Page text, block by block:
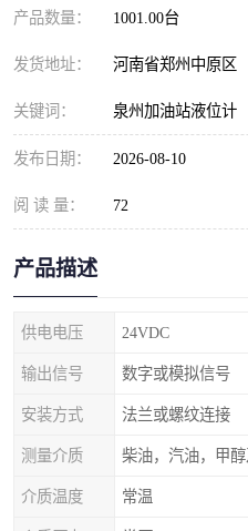
产品数量： 1001.00台
发货地址： 河南省郑州中原区
关键词： 泉州加油站液位计
发布日期： 2026-08-10
阅 读 量： 72
产品描述
供电电压 24VDC
输出信号 数字或模拟信号
安装方式 法兰或螺纹连接
测量介质 柴油，汽油，甲
介质温度 常温